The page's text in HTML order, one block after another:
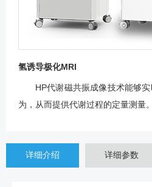
氢诱导极化MRI
HP代谢磁共振成像技术能够
为，从而提供代谢过程的定量测量。
详细介绍 详细参数